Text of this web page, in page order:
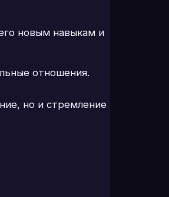
новым навыкам и
отношения.
но и стремление